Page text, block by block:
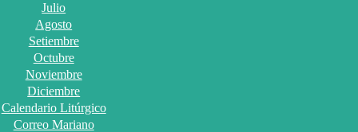
Julio
Agosto
Setiembre
Octubre
Noviembre
Diciembre
Calendario Litúrgico
Correo Mariano